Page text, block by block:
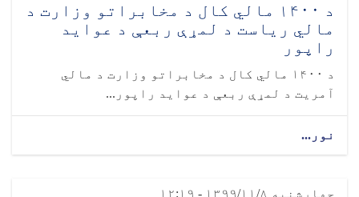
د ۱۴۰۰ مالي کال د مخابراتو وزارت د
مالي ریاست د لمړې ربعې د عواید
راپور
د ۱۴۰۰ مالي کال د مخابراتو وزارت د مالي
آمریت د لمړې ربعې د عواید راپور...
نور...
چهارشنبه ۱۳۹۹/۱۱/۸ - ۱۲:۱۹